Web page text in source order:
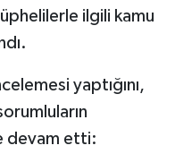
ilgili kamu
yaptığını,
devam etti: